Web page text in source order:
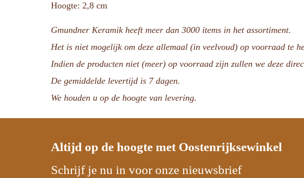
Hoogte: 2,8 cm
Gmundner Keramik heeft meer dan 3000 items in het assortiment.
Het is niet mogelijk om deze allemaal (in veelvoud) op voorraad te
Indien de producten niet (meer) op voorraad zijn zullen we deze
De gemiddelde levertijd is 7 dagen.
We houden u op de hoogte van levering.
Altijd op de hoogte met Oostenrijksewinkel
Schrijf je nu in voor onze nieuwsbrief